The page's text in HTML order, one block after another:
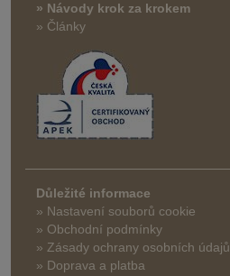
» Návody krok za krokem
» Články
Důležité informace
» Nastavení souborů cookie
» Obchodní podmínky
» Zásady ochrany osobních údajů
» Doprava a platba